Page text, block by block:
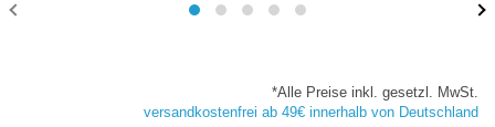
*Alle Preise inkl. gesetzl. MwSt.
versandkostenfrei ab 49€ innerhalb von Deutschland